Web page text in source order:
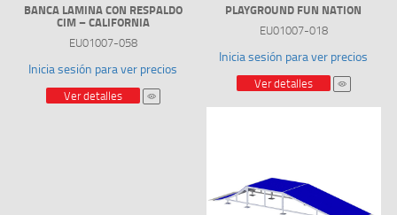
BANCA LAMINA CON RESPALDO
CIM – CALIFORNIA
EU01007-058
Inicia sesión para ver precios
Ver detalles
PLAYGROUND FUN NATION
EU01007-018
Inicia sesión para ver precios
Ver detalles